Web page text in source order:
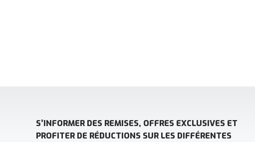
S’INFORMER DES REMISES, OFFRES EXCLUSIVES ET
PROFITER DE RÉDUCTIONS SUR LES DIFFÉRENTES